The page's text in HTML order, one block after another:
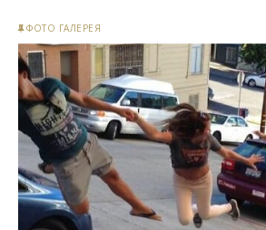
ФОТО ГАЛЕРЕЯ